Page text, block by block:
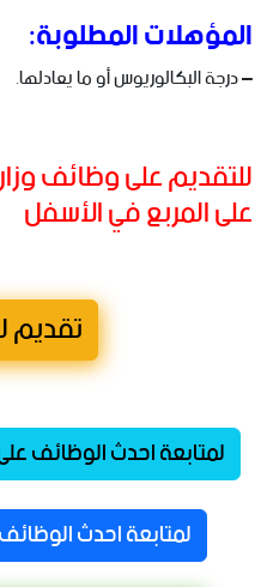
المؤهلات المطلوبة:
– درجة البكالوريوس أو ما يعادلها.
للتقديم على وظائف
على المربع في الأسفل
تقديم
لمتابعة احدث الوظائف
لمتابعة احدث